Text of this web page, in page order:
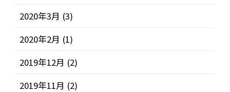
2020年3月 (3)
2020年2月 (1)
2019年12月 (2)
2019年11月 (2)